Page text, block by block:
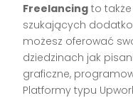
Freelancing to
szukających
możesz oferować
dziedzinach jak
graficzne,
Platformy typu